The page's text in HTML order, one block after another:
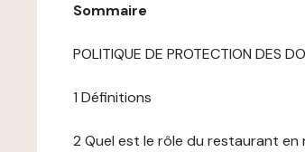
Sommaire
POLITIQUE DE PROTECTION DES
1 Définitions
2 Quel est le rôle du restaurant